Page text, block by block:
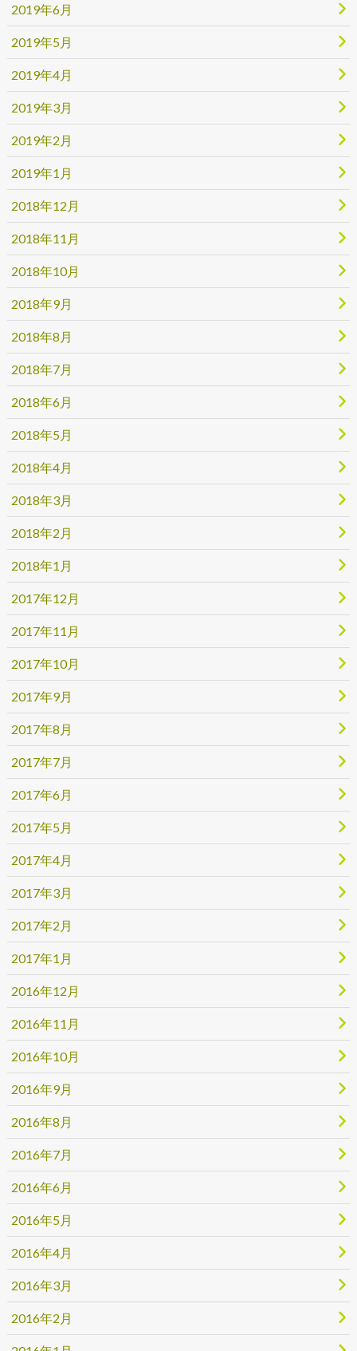
2019年6月
2019年5月
2019年4月
2019年3月
2019年2月
2019年1月
2018年12月
2018年11月
2018年10月
2018年9月
2018年8月
2018年7月
2018年6月
2018年5月
2018年4月
2018年3月
2018年2月
2018年1月
2017年12月
2017年11月
2017年10月
2017年9月
2017年8月
2017年7月
2017年6月
2017年5月
2017年4月
2017年3月
2017年2月
2017年1月
2016年12月
2016年11月
2016年10月
2016年9月
2016年8月
2016年7月
2016年6月
2016年5月
2016年4月
2016年3月
2016年2月